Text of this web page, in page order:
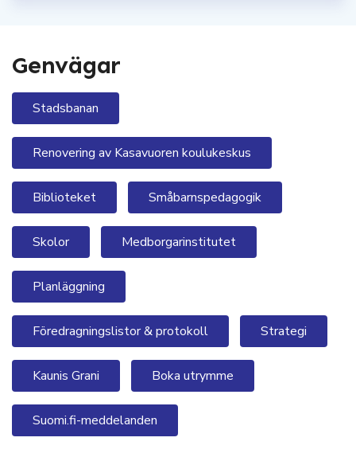
Genvägar
Stadsbanan
Renovering av Kasavuoren koulukeskus
Biblioteket Småbarnspedagogik
Skolor Medborgarinstitutet
Planläggning
Föredragningslistor & protokoll Strategi
Kaunis Grani Boka utrymme
Suomi.fi-meddelanden